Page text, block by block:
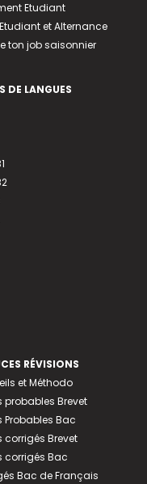
Etudiant
et Alternance
ton job saisonnier
DE LANGUES
RÉVISIONS
et Méthodo
probables Brevet
Probables Bac
corrigés Brevet
corrigés Bac
Bac de Français